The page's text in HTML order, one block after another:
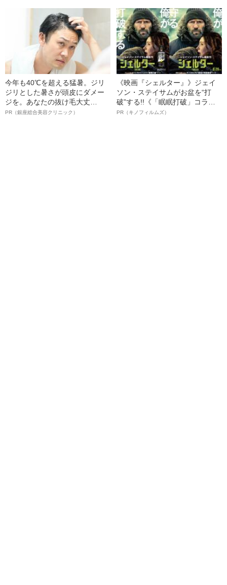
語る”《日本興収70億円突破》
明かす、“逆転の戦術”
今年も40℃を超える猛暑。ジリ
ジリとした暑さが頭皮にダメー
ジを。あなたの抜け毛大丈
夫！？
PR（銀座総合美容クリニック）
《映画『シェルター』》ジェイ
ソン・ステイサムがお盆を“打
破”する!!《「眠眠打破」コラ
ボ》
PR（キノフィルムズ）